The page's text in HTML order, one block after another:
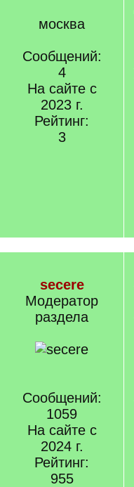
москва
Сообщений:
4
На сайте с
2023 г.
Рейтинг:
3
secere
Модератор
раздела
Сообщений:
1059
На сайте с
2024 г.
Рейтинг:
955